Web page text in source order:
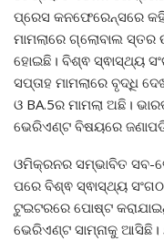
ପ୍ରେସ କନଫେରେନ୍ସରେ
ମାମଲାରେ ଗ୍ଲୋବାଲ
ହୋଇଛି। ବିଶ୍ଵ ସ୍ଵାସ୍ଥ୍ୟ
ସପ୍ତାହ ମାମଲାରେ ବୃଦ୍ଧି
ଓ BA.5ର ମାମଲା ଅଛି।
ଭେରିଏଣ୍ଟ ବିଷୟରେ
ଓମିକ୍ରନର ସମ୍ଭାବିତ ସବ-
ପରେ ବିଶ୍ଵ ସ୍ଵାସ୍ଥ୍ୟ
ଟୁଇଟରରେ ପୋଷ୍ଟ
ଭେରିଏଣ୍ଟ ସାମ୍ନାକୁ ଆସିଛି।